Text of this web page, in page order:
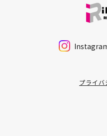
プライバ